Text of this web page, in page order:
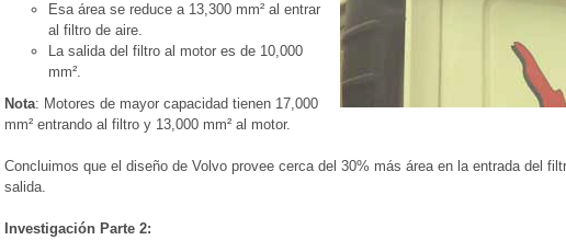
Esa área se reduce a 13,300 mm² al entrar
al filtro de aire.
La salida del filtro al motor es de 10,000
mm².
Nota: Motores de mayor capacidad tienen 17,000
mm² entrando al filtro y 13,000 mm² al motor.
Concluimos que el diseño de Volvo provee cerca del 30% más área en la entrada del
salida.
Investigación Parte 2: